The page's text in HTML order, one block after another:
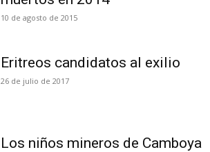
10 de agosto de 2015
Eritreos candidatos al exilio
26 de julio de 2017
Los niños mineros de Camboya